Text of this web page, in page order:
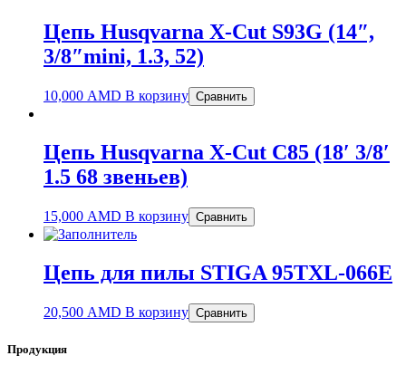
Цепь Husqvarna X-Cut S93G (14″,
3/8″mini, 1.3, 52)
10,000 AMD В корзину Сравнить
Цепь Husqvarna X-Cut C85 (18′ 3/8′
1.5 68 звеньев)
15,000 AMD В корзину Сравнить
Цепь для пилы STIGA 95TXL-066E
20,500 AMD В корзину Сравнить
Продукция